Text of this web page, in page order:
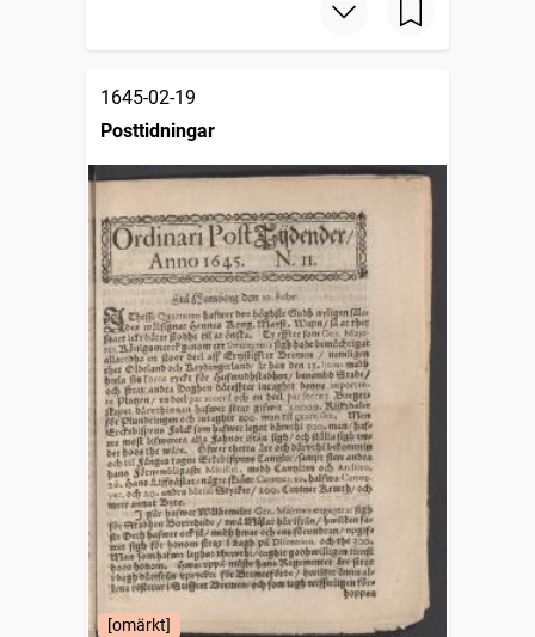
1645-02-19
Posttidningar
[omärkt]